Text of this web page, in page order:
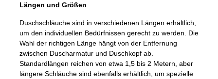
Längen und Größen
Duschschläuche sind in verschiedenen Längen erhältlich,
um den individuellen Bedürfnissen gerecht zu werden. Die
Wahl der richtigen Länge hängt von der Entfernung
zwischen Duscharmatur und Duschkopf ab.
Standardlängen reichen von etwa 1,5 bis 2 Metern, aber
längere Schläuche sind ebenfalls erhältlich, um spezielle